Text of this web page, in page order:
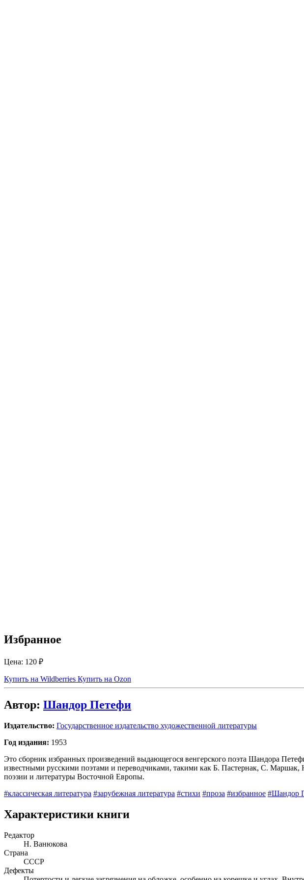
Избранное
Цена: 120 ₽
Купить на Wildberries Купить на Ozon
Автор: Шандор Петефи
Издательство: Государственное издательство художественной литературы
Год издания: 1953
Это сборник избранных произведений выдающегося венгерского поэта Шандора
известными русскими поэтами и переводчиками, такими как Б. Пастернак, С. Маршак,
поэзии и литературы Восточной Европы.
#классическая литература #зарубежная литература #стихи #проза #избранное #Шандор
Характеристики книги
Редактор
Н. Ванюкова
Страна
СССР
Дефекты